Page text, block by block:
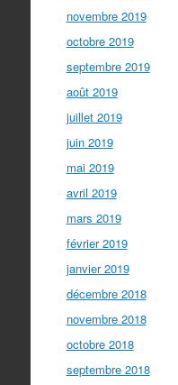
novembre 2019
octobre 2019
septembre 2019
août 2019
juillet 2019
juin 2019
mai 2019
avril 2019
mars 2019
février 2019
janvier 2019
décembre 2018
novembre 2018
octobre 2018
septembre 2018